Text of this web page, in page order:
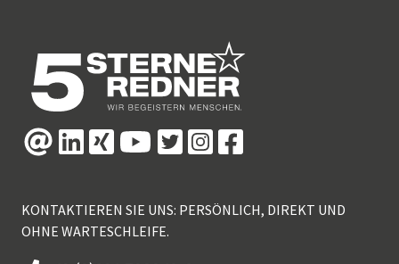
KONTAKTIEREN SIE UNS: PERSÖNLICH, DIREKT UND
OHNE WARTESCHLEIFE.